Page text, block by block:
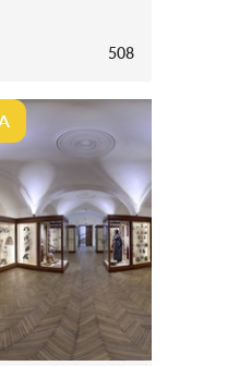
508